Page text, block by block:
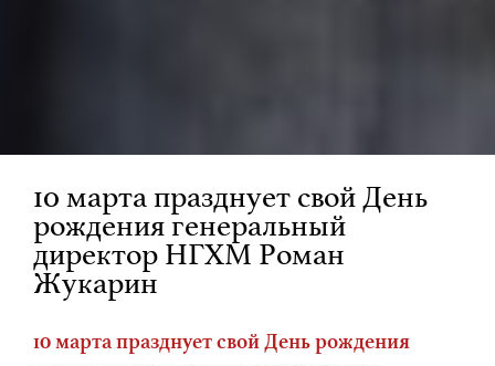
10 марта празднует свой День
рождения генеральный
директор НГХМ Роман
Жукарин
10 марта празднует свой День рождения